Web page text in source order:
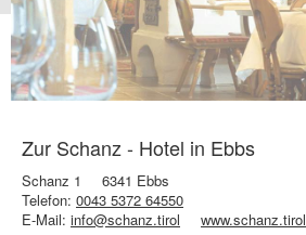
Zur Schanz - Hotel in Ebbs
Schanz 1
6341 Ebbs
Telefon: 0043 5372 64550
E-Mail: info@schanz.tirol
www.schanz.tirol